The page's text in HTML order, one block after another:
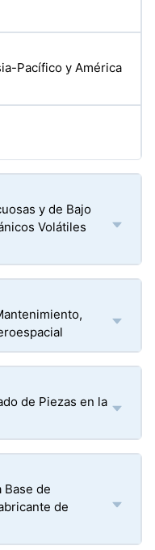
Pacífico y América
y de Bajo
Volátiles
de Piezas en la
Base de
de